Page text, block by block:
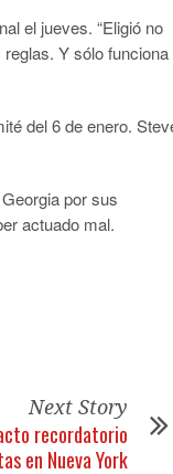
el jueves. “Eligió no
Y sólo funciona
del 6 de enero.
por sus
actuado mal.
Next Story
recordatorio
en Nueva York